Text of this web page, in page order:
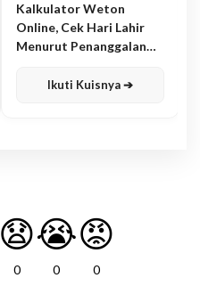
Kalkulator Weton
Online, Cek Hari Lahir
Menurut Penanggalan
Ikuti Kuisnya ➔
😧
0
😭
0
😡
0